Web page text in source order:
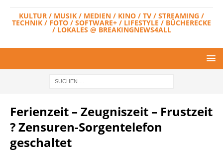
KULTUR / MUSIK / MEDIEN / KINO / TV / STREAMING /
TECHNIK / FOTO / SOFTWARE+ / LIFESTYLE / BÜCHERECKE
/ LOKALES @ BREAKINGNEWS4ALL
Ferienzeit – Zeugniszeit – Frustzeit
? Zensuren-Sorgentelefon
geschaltet